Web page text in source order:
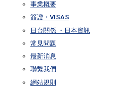
事業概要
簽證・VISAS
日台關係 ・日本資訊
常見問題
最新消息
聯繫我們
網站規則